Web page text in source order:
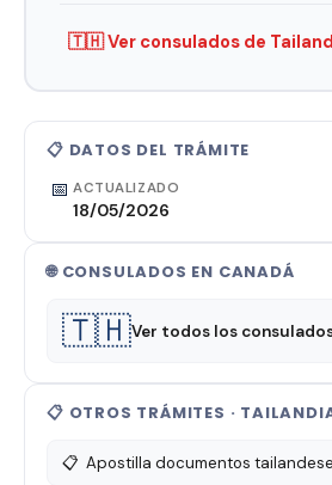
📋 DATOS DEL TRÁMITE
📅 ACTUALIZADO
18/05/2026
🌐 CONSULADOS EN CANADÁ
🇹🇭Ver todos los
📋 OTROS TRÁMITES ·
📋 Apostilla documentos
🇹🇭 Ver consulados de